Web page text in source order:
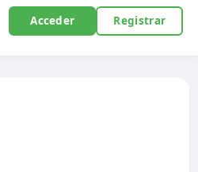
Acceder Registrar